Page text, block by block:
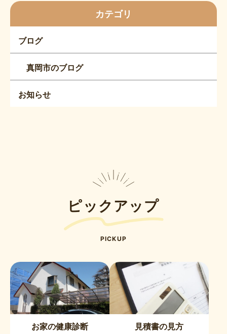
カテゴリ
ブログ
真岡市のブログ
お知らせ
ピックアップ
PICKUP
お家の健康診断 見積書の見方